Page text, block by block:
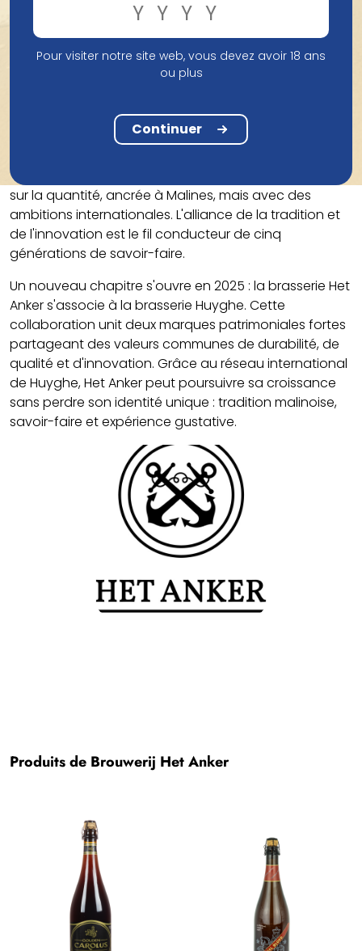
et des visites guidées furent ajoutés, faisant de Het
Anker un véritable lieu d'expérience.
En 2010, une distillerie de whisky fut créée dans la
ferme familiale du XVIIe siècle à Blaasveld. On y distille
Gouden Carolus Tripel. En 2013, le premier Single Malt
Gouden Carolus a été lancé, un nouveau succès.
Het Anker reste fidèle à ses racines : la qualité prime
sur la quantité, ancrée à Malines, mais avec des
ambitions internationales. L'alliance de la tradition et
de l'innovation est le fil conducteur de cinq
générations de savoir-faire.
Un nouveau chapitre s'ouvre en 2025 : la brasserie Het
Anker s'associe à la brasserie Huyghe. Cette
collaboration unit deux marques patrimoniales fortes
partageant des valeurs communes de durabilité, de
qualité et d'innovation. Grâce au réseau international
de Huyghe, Het Anker peut poursuivre sa croissance
sans perdre son identité unique : tradition malinoise,
savoir-faire et expérience gustative.
Produits de Brouwerij Het Anker
Pour visiter notre site web, vous devez avoir 18 ans
ou plus
Continuer